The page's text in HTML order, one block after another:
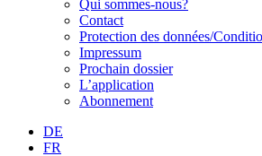
Qui sommes-nous?
Contact
Protection des données/
Impressum
Prochain dossier
L’application
Abonnement
DE
FR